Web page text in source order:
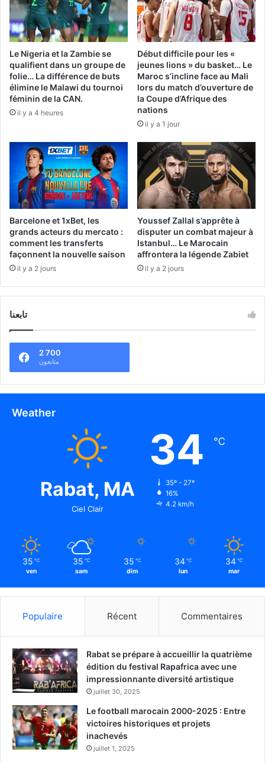
Le Nigeria et la Zambie se
qualifient dans un groupe de
folie… La différence de buts
élimine le Malawi du tournoi
féminin de la CAN.
il y a 4 heures
Début difficile pour les «
jeunes lions » du basket… Le
Maroc s’incline face au Mali
lors du match d’ouverture de
la Coupe d’Afrique des
nations
il y a 1 jour
Barcelone et 1xBet, les
grands acteurs du mercato :
comment les transferts
façonnent la nouvelle saison
il y a 2 jours
Youssef Zallal s’apprête à
disputer un combat majeur à
Istanbul… Le Marocain
affrontera la légende Zabiet
il y a 2 jours
تابعنا
2 700
متابعون
Weather
Rabat, MA
Ciel Clair
34 ℃
35º - 27º
16%
4.2 km/h
35 ℃
ven
35 ℃
sam
35 ℃
dim
34 ℃
lun
34 ℃
mar
Populaire Récent Commentaires
Rabat se prépare à accueillir la quatrième
édition du festival Rapafrica avec une
impressionnante diversité artistique
juillet 30, 2025
Le football marocain 2000-2025 : Entre
victoires historiques et projets
inachevés
juillet 1, 2025